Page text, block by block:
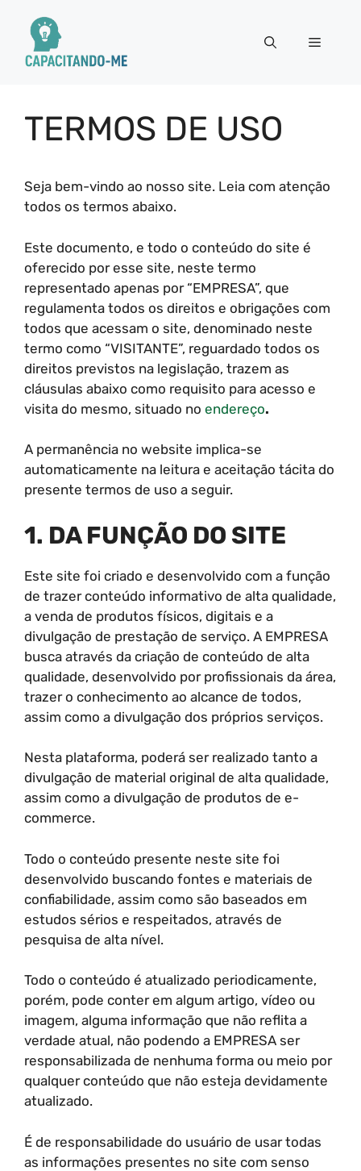
conteúdo
Menu
TERMOS DE USO
Seja bem-vindo ao nosso site. Leia com atenção
todos os termos abaixo.
Este documento, e todo o conteúdo do site é
oferecido por esse site, neste termo
representado apenas por “EMPRESA”, que
regulamenta todos os direitos e obrigações com
todos que acessam o site, denominado neste
termo como “VISITANTE”, reguardado todos os
direitos previstos na legislação, trazem as
cláusulas abaixo como requisito para acesso e
visita do mesmo, situado no endereço.
A permanência no website implica-se
automaticamente na leitura e aceitação tácita do
presente termos de uso a seguir.
1. DA FUNÇÃO DO SITE
Este site foi criado e desenvolvido com a função
de trazer conteúdo informativo de alta qualidade,
a venda de produtos físicos, digitais e a
divulgação de prestação de serviço. A EMPRESA
busca através da criação de conteúdo de alta
qualidade, desenvolvido por profissionais da área,
trazer o conhecimento ao alcance de todos,
assim como a divulgação dos próprios serviços.
Nesta plataforma, poderá ser realizado tanto a
divulgação de material original de alta qualidade,
assim como a divulgação de produtos de e-
commerce.
Todo o conteúdo presente neste site foi
desenvolvido buscando fontes e materiais de
confiabilidade, assim como são baseados em
estudos sérios e respeitados, através de
pesquisa de alta nível.
Todo o conteúdo é atualizado periodicamente,
porém, pode conter em algum artigo, vídeo ou
imagem, alguma informação que não reflita a
verdade atual, não podendo a EMPRESA ser
responsabilizada de nenhuma forma ou meio por
qualquer conteúdo que não esteja devidamente
atualizado.
É de responsabilidade do usuário de usar todas
as informações presentes no site com senso